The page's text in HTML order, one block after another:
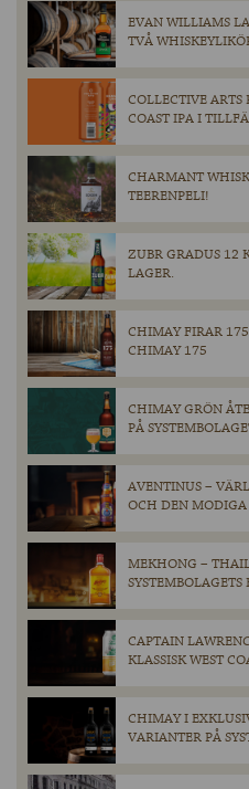
EVAN WILLIAMS
TVÅ
COLLECTIVE ARTS
COAST IPA I
CHARMANT
TEERENPELI!
ZUBR GRADUS 12
LAGER.
CHIMAY FIRAR
CHIMAY 175
CHIMAY GRÖN
PÅ
AVENTINUS –
OCH DEN
MEKHONG –
CAPTAIN
KLASSISK WEST
CHIMAY I
VARIANTER PÅ